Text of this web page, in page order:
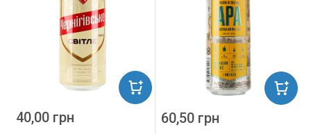
40,00 грн 60,50 грн